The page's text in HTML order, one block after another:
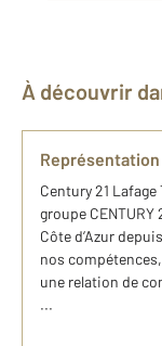
À découvrir
Century 21
groupe
Côte d’Azur
nos
une relation de
...